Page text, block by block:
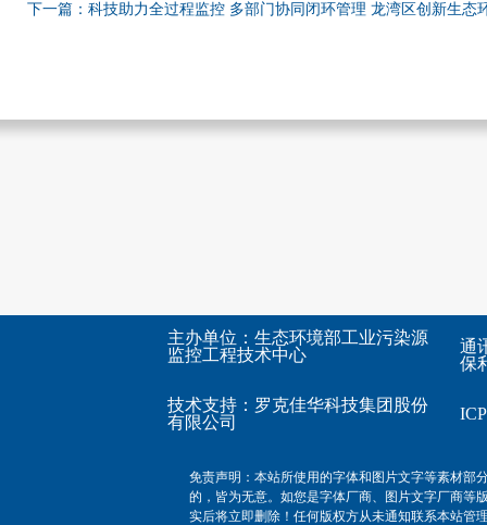
下一篇：科技助力全过程监控 多部门协同闭环管理 龙湾区创新生
主办单位：生态环境部工业污染源
监控工程技术中心
技术支持： 罗克佳华科技集团股份
有限公司
通
保
免责声明：本站所使用的字体和图片文字等素材部
的，皆为无意。如您是字体厂商、图片文字厂商等
实后将立即删除！任何版权方从未通知联系本站管